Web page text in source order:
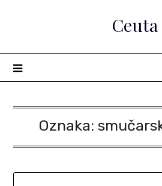
Ceuta
Oznaka: